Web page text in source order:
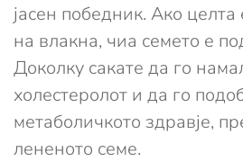
јасен победник. Ако
на влакна, чиа семето е
Доколку сакате да го
холестеролот и да го
метаболичкото здравје,
лененото семе.